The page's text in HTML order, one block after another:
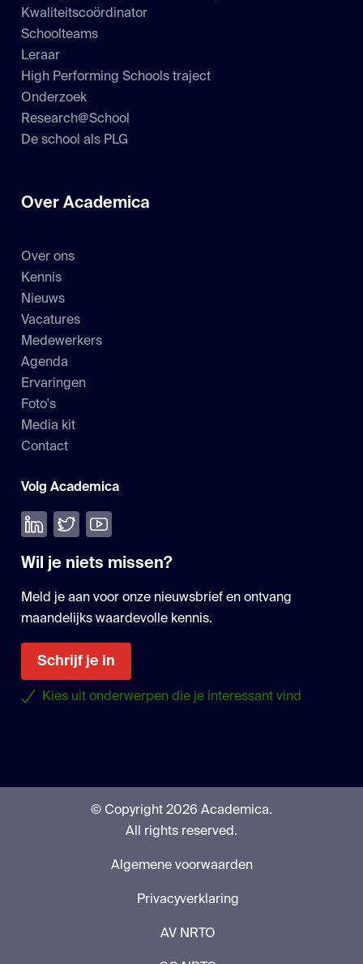
Kwaliteitscoördinator
Schoolteams
Leraar
High Performing Schools traject
Onderzoek
Research@School
De school als PLG
Over Academica
Over ons
Kennis
Nieuws
Vacatures
Medewerkers
Agenda
Ervaringen
Foto's
Media kit
Contact
Volg Academica
Volg ons op LinkedIn
Volg ons op Twitter
Bekijk onze YouTube
Wil je niets missen?
Meld je aan voor onze nieuwsbrief en ontvang
maandelijks waardevolle kennis.
Schrijf je in
Kies uit onderwerpen die je interessant vind
© Copyright 2026 Academica.
All rights reserved.
Algemene voorwaarden
Privacyverklaring
AV NRTO